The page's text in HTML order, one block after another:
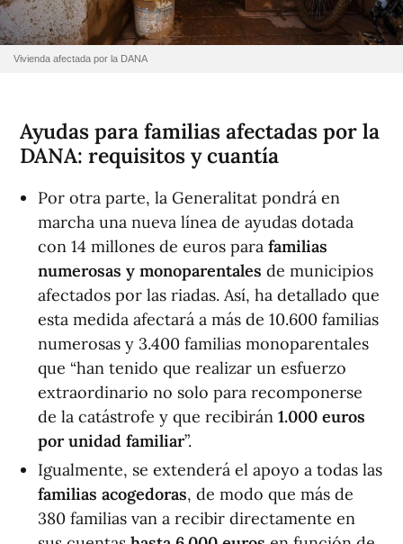
Vivienda afectada por la DANA
Ayudas para familias afectadas por la
DANA: requisitos y cuantía
Por otra parte, la Generalitat pondrá en
marcha una nueva línea de ayudas dotada
con 14 millones de euros para familias
numerosas y monoparentales de municipios
afectados por las riadas. Así, ha detallado que
esta medida afectará a más de 10.600 familias
numerosas y 3.400 familias monoparentales
que “han tenido que realizar un esfuerzo
extraordinario no solo para recomponerse
de la catástrofe y que recibirán 1.000 euros
por unidad familiar”.
Igualmente, se extenderá el apoyo a todas las
familias acogedoras, de modo que más de
380 familias van a recibir directamente en